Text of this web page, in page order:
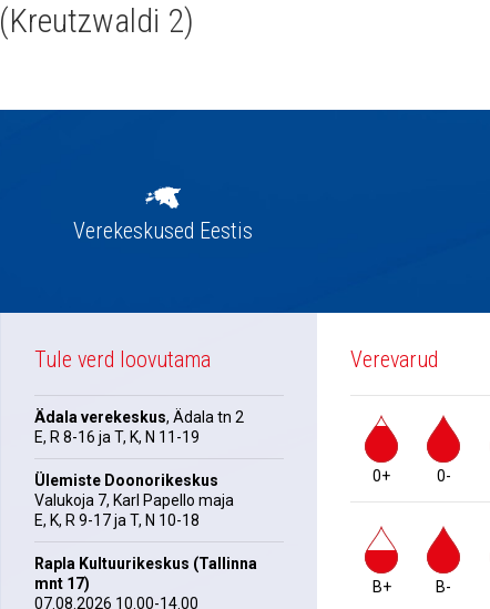
2)
Verekeskused Eestis
Tule verd loovutama
Ädala verekeskus, Ädala tn 2
E, R 8-16 ja T, K, N 11-19
Ülemiste Doonorikeskus
Valukoja 7, Karl Papello maja
E, K, R 9-17 ja T, N 10-18
Rapla Kultuurikeskus (Tallinna
mnt 17)
07.08.2026 10.00-14.00
Verevarud
0+ 0-
B+ B-